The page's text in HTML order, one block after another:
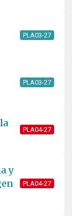
PLA03-27
PLA03-27
PLA04-27
y
PLA04-27